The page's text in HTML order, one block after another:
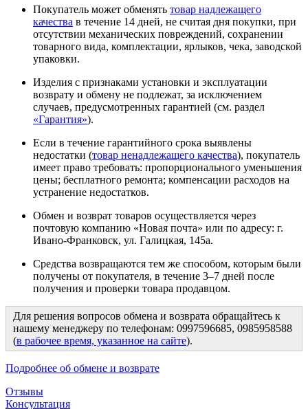
Покупатель может обменять товар надлежащего
качества в течение 14 дней, не считая дня покупки, при
отсутствии механических повреждений, сохранении
товарного вида, комплектации, ярлыков, чека, заводской
упаковки.
Изделия с признаками установки и эксплуатации
возврату и обмену не подлежат, за исключением
случаев, предусмотренных гарантией (см. раздел
«Гарантия»).
Если в течение гарантийного срока выявлены
недостатки (товар ненадлежащего качества), покупатель
имеет право требовать: пропорционального уменьшения
цены; бесплатного ремонта; компенсации расходов на
устранение недостатков.
Обмен и возврат товаров осуществляется через
почтовую компанию «Новая почта» или по адресу: г.
Ивано-Франковск, ул. Галицкая, 145а.
Средства возвращаются тем же способом, которым были
получены от покупателя, в течение 3–7 дней после
получения и проверки товара продавцом.
Для решения вопросов обмена и возврата обращайтесь к
нашему менеджеру по телефонам: 0997596685, 0985958588
(в рабочее время, указанное на сайте).
Подробнее об обмене и возврате
Отзывы
Консультация